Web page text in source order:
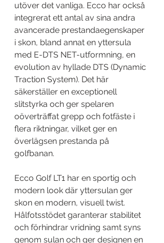
utöver det vanliga. Ecco har också
integrerat ett antal av sina andra
avancerade prestandaegenskaper
i skon, bland annat en yttersula
med E-DTS NET-utformning, en
evolution av hyllade DTS (Dynamic
Traction System). Det här
säkerställer en exceptionell
slitstyrka och ger spelaren
oöverträffat grepp och fotfäste i
flera riktningar, vilket ger en
överlägsen prestanda på
golfbanan.
Ecco Golf LT1 har en sportig och
modern look där yttersulan ger
skon en modern, visuell twist.
Hålfotsstödet garanterar stabilitet
och förhindrar vridning samt syns
genom sulan och ger designen en